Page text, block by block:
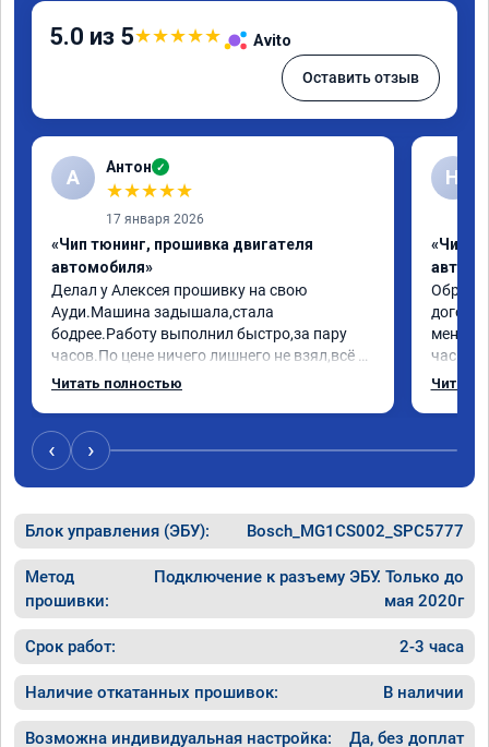
5.0 из 5★★★★★ Avito
Оставить отзыв
А Антон ✓
★★★★★
17 января 2026
«Чип тюнинг, прошивка двигателя
автомобиля»
Делал у Алексея прошивку на свою
Ауди.Машина задышала,стала
бодрее.Работу выполнил быстро,за пару
часов.По цене ничего лишнего не взял,всё
как договаривались заранее.После работы
случае поломки авто.Однозначно
рекомендую Алексея как грамотного
специалиста!
Читать полностью
Н
«Чип
меня
час
Арман
Читать
‹ ›
Блок управления (ЭБУ): Bosch_MG1CS002_SPC5777
Метод
прошивки:
Подключение к разъему ЭБУ. Только до
мая 2020г
Срок работ: 2-3 часа
Наличие откатанных прошивок: В наличии
Возможна индивидуальная настройка: Да, без доплат